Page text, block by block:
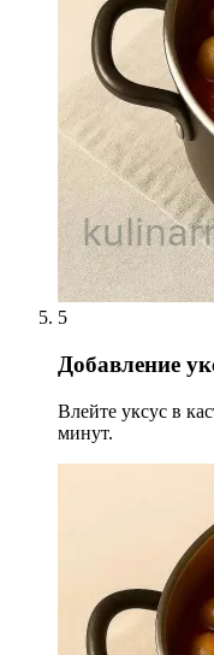
5
Добавление
Влейте уксус в
минут.